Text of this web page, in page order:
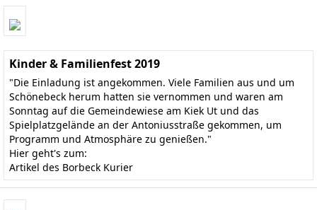
Kinder & Familienfest 2019
"Die Einladung ist angekommen. Viele Familien aus und um
Schönebeck herum hatten sie vernommen und waren am
Sonntag auf die Gemeindewiese am Kiek Ut und das
Spielplatzgelände an der Antoniusstraße gekommen, um
Programm und Atmosphäre zu genießen."
Hier geht's zum:
Artikel des Borbeck Kurier